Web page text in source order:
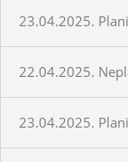
23.04.2025.
22.04.2025.
23.04.2025.